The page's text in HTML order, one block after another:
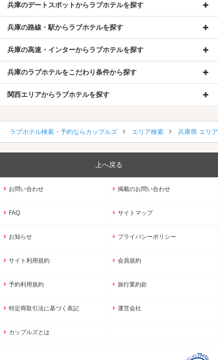
兵庫のデートスポットからラブホテルを探す
兵庫の路線・駅からラブホテルを探す
兵庫の高速・インターからラブホテルを探す
兵庫のラブホテルをこだわり条件から探す
関西エリアからラブホテルを探す
ラブホテル検索・予約ならカップルズ エリア検索 兵庫県 エリ
上へ戻る
お問い合わせ 掲載のお問い合わせ
FAQ サイトマップ
お知らせ プライバシーポリシー
サイト利用規約 会員規約
予約利用規約 旅行業約款
特定商取引法に基づく表記 運営会社
カップルズとは